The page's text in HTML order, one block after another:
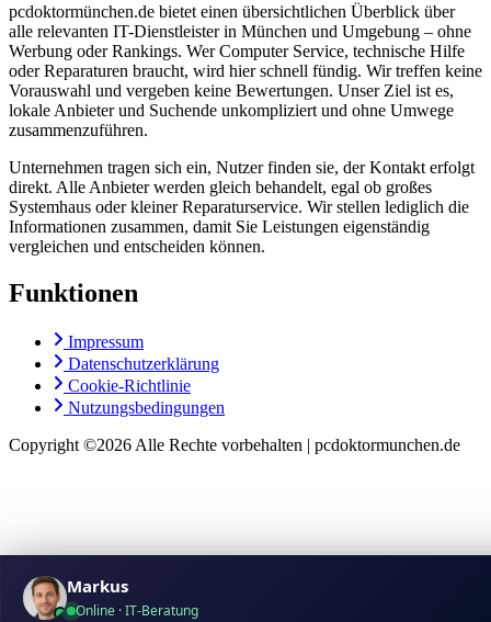
pcdoktormünchen.de bietet einen übersichtlichen Überblick über
alle relevanten IT-Dienstleister in München und Umgebung – ohne
Werbung oder Rankings. Wer Computer Service, technische Hilfe
oder Reparaturen braucht, wird hier schnell fündig. Wir treffen keine
Vorauswahl und vergeben keine Bewertungen. Unser Ziel ist es,
lokale Anbieter und Suchende unkompliziert und ohne Umwege
zusammenzuführen.
Unternehmen tragen sich ein, Nutzer finden sie, der Kontakt erfolgt
direkt. Alle Anbieter werden gleich behandelt, egal ob großes
Systemhaus oder kleiner Reparaturservice. Wir stellen lediglich die
Informationen zusammen, damit Sie Leistungen eigenständig
vergleichen und entscheiden können.
Funktionen
Impressum
Datenschutzerklärung
Cookie-Richtlinie
Nutzungsbedingungen
Copyright ©2026 Alle Rechte vorbehalten | pcdoktormunchen.de
Markus
Online · IT-Beratung